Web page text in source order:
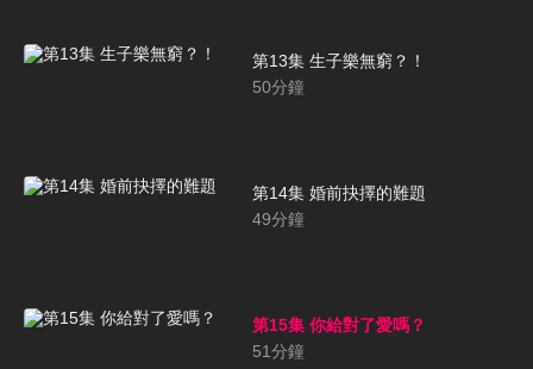
第13集 生子樂無窮？！
50分鐘
第14集 婚前抉擇的難題
49分鐘
第15集 你給對了愛嗎？
51分鐘